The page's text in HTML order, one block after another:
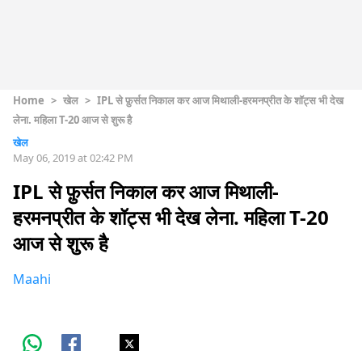
Home > खेल > IPL से फ़ुर्सत निकाल कर आज मिथाली-हरमनप्रीत के शॉट्स भी देख
लेना. महिला T-20 आज से शुरू है
खेल
May 06, 2019 at 02:42 PM
IPL से फ़ुर्सत निकाल कर आज मिथाली-
हरमनप्रीत के शॉट्स भी देख लेना. महिला T-20
आज से शुरू है
Maahi